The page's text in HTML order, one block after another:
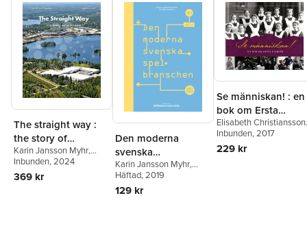
The straight way :
the story of
Systemair
Karin Jansson Myhr,
Anders Houltz
Inbunden, 2024
369 kr
Den moderna
svenska
spelbranschen
Karin Jansson Myhr,
Dennis Avorin
Häftad, 2019
129 kr
Se människan! : en
bok om Ersta
diakoni
Elisabeth Christiansson,
Motzi Eklöf,Karin
Jansson Myhr
Johan Tjärnlund
Inbunden, 2017
229 kr